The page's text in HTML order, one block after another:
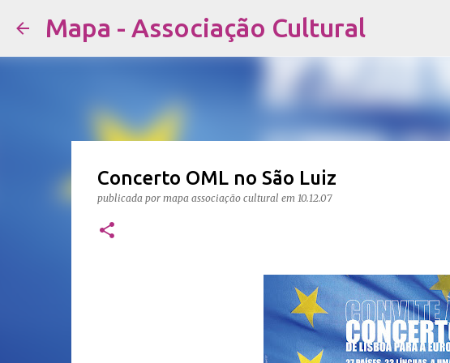
Mapa - Associação Cultural
Concerto OML no São Luiz
publicada por mapa associação cultural em 10.12.07